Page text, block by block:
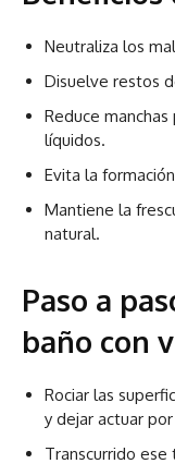
Neutraliza los
Disuelve restos
Reduce
líquidos.
Evita la
Mantiene la
natural.
Paso a
baño con
Rociar las
y dejar actuar
Transcurrido